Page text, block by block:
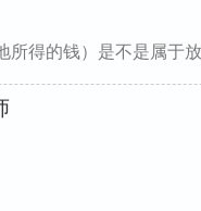
所得的钱）是不是属于